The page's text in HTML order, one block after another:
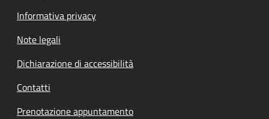
Informativa privacy
Note legali
Dichiarazione di accessibilità
Contatti
Prenotazione appuntamento